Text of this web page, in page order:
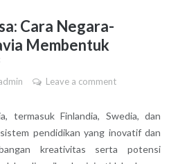
Cara Negara-
Membentuk
Leave a comment
termasuk Finlandia, Swedia, dan
pendidikan yang inovatif dan
kreativitas serta potensi